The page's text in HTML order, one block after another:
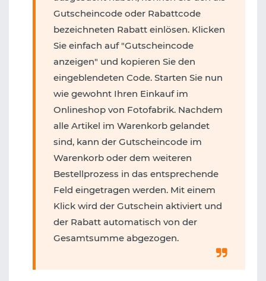
Gutscheincode oder Rabattcode
bezeichneten Rabatt einlösen. Klicken
Sie einfach auf "Gutscheincode
anzeigen" und kopieren Sie den
eingeblendeten Code. Starten Sie nun
wie gewohnt Ihren Einkauf im
Onlineshop von Fotofabrik. Nachdem
alle Artikel im Warenkorb gelandet
sind, kann der Gutscheincode im
Warenkorb oder dem weiteren
Bestellprozess in das entsprechende
Feld eingetragen werden. Mit einem
Klick wird der Gutschein aktiviert und
der Rabatt automatisch von der
Gesamtsumme abgezogen.